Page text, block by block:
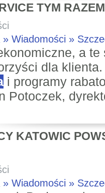
TYM
» Wiadomości »
a
dla
i programy
Potoczek,
KATOWIC
» Wiadomości »